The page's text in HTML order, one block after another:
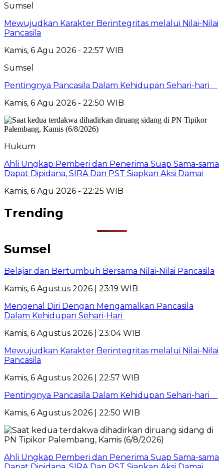
Sumsel
Mewujudkan Karakter Berintegritas melalui Nilai-Nilai
Pancasila
Kamis, 6 Agu 2026 - 22:57 WIB
Sumsel
Pentingnya Pancasila Dalam Kehidupan Sehari-hari
Kamis, 6 Agu 2026 - 22:50 WIB
Hukum
Ahli Ungkap Pemberi dan Penerima Suap Sama-sama
Dapat Dipidana, SIRA Dan PST Siapkan Aksi Damai
Kamis, 6 Agu 2026 - 22:25 WIB
Trending
Sumsel
Belajar dan Bertumbuh Bersama Nilai-Nilai Pancasila
Kamis, 6 Agustus 2026 | 23:19 WIB
Mengenal Diri Dengan Mengamalkan Pancasila
Dalam Kehidupan Sehari-Hari
Kamis, 6 Agustus 2026 | 23:04 WIB
Mewujudkan Karakter Berintegritas melalui Nilai-Nilai
Pancasila
Kamis, 6 Agustus 2026 | 22:57 WIB
Pentingnya Pancasila Dalam Kehidupan Sehari-hari
Kamis, 6 Agustus 2026 | 22:50 WIB
Ahli Ungkap Pemberi dan Penerima Suap Sama-sama